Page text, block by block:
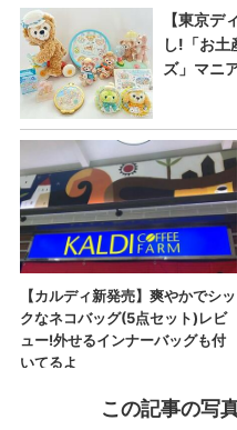
この記事の写